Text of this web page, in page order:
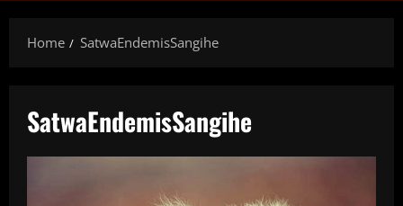
Home
SatwaEndemisSangihe
SatwaEndemisSangihe